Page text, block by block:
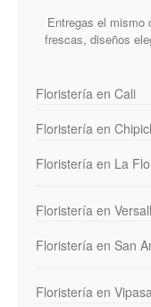
Entregas el mismo
frescas, diseños
Floristería en Cali
Floristería en
Floristería en La
Floristería en
Floristería en San
Floristería en Vipasa